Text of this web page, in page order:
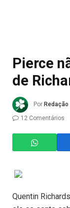
Pierce
de
Por Redação
12 Comentários
Quentin